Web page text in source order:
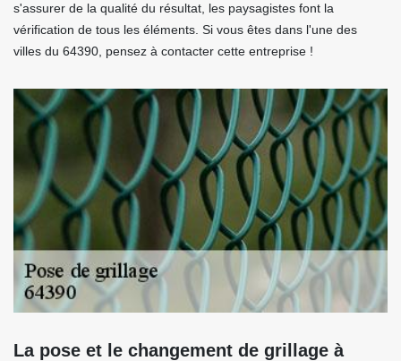
s'assurer de la qualité du résultat, les paysagistes font la
vérification de tous les éléments. Si vous êtes dans l'une des
villes du 64390, pensez à contacter cette entreprise !
La pose et le changement de grillage à